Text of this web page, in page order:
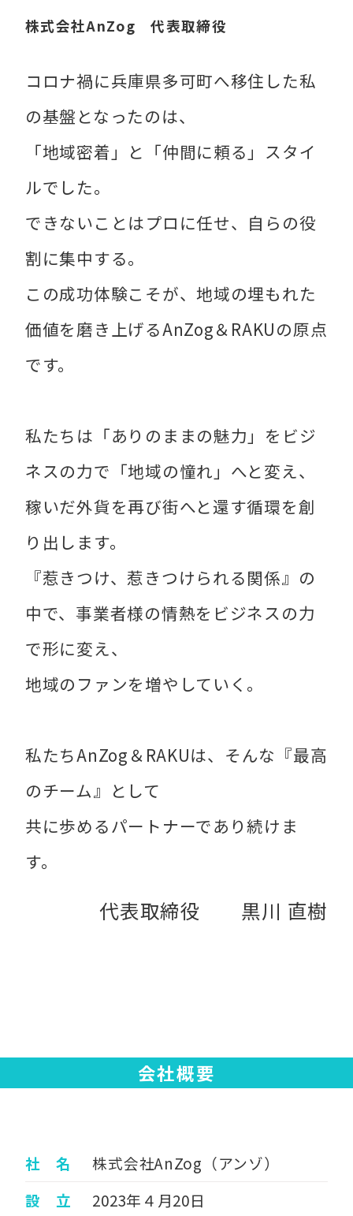
株式会社AnZog 代表取締役
コロナ禍に兵庫県多可町へ移住した私
の基盤となったのは、
「地域密着」と「仲間に頼る」スタイ
ルでした。
できないことはプロに任せ、自らの役
割に集中する。
この成功体験こそが、地域の埋もれた
価値を磨き上げるAnZog＆RAKUの原点
です。
私たちは「ありのままの魅力」をビジ
ネスの力で「地域の憧れ」へと変え、
稼いだ外貨を再び街へと還す循環を創
り出します。
『惹きつけ、惹きつけられる関係』の
中で、事業者様の情熱をビジネスの力
で形に変え、
地域のファンを増やしていく。
私たちAnZog＆RAKUは、そんな『最高
のチーム』として
共に歩めるパートナーであり続けま
す。
代表取締役 黒川 直樹
会社概要
社 名
株式会社AnZog（アンゾ）
設 立
2023年４月20日